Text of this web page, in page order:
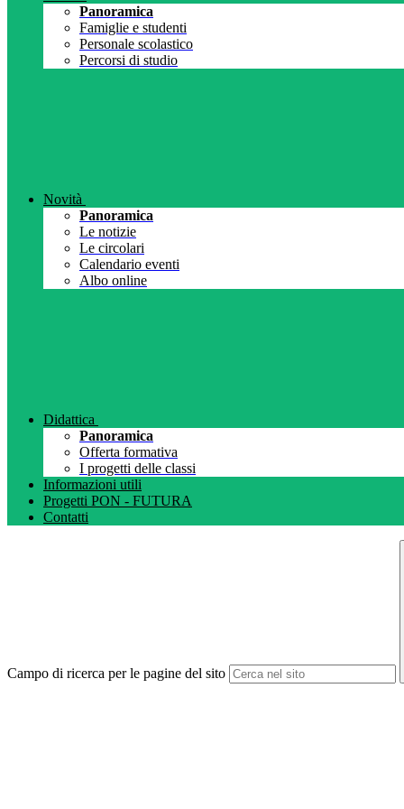
Panoramica
Famiglie e studenti
Personale scolastico
Percorsi di studio
Novità
Panoramica
Le notizie
Le circolari
Calendario eventi
Albo online
Didattica
Panoramica
Offerta formativa
I progetti delle classi
Informazioni utili
Progetti PON - FUTURA
Contatti
Campo di ricerca per le pagine del sito